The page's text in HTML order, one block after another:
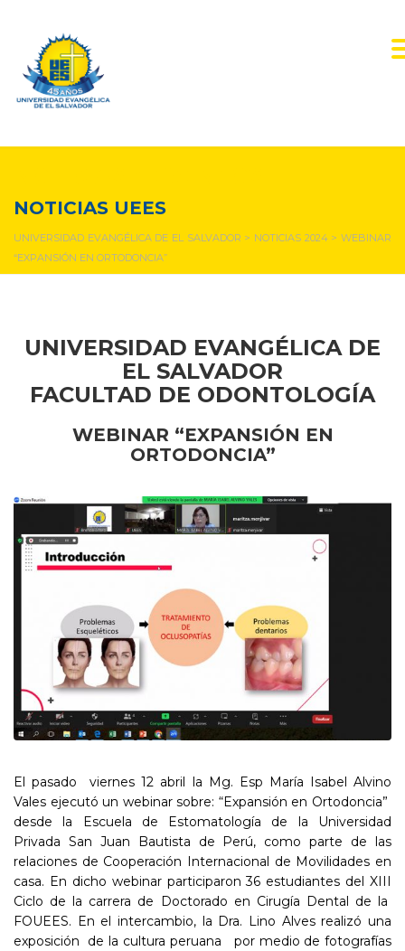
NOTICIAS UEES
UNIVERSIDAD EVANGÉLICA DE EL SALVADOR > NOTICIAS 2024>WEBINAR
“EXPANSIÓN EN ORTODONCIA”
UNIVERSIDAD EVANGÉLICA DE
EL SALVADOR
FACULTAD DE ODONTOLOGÍA
WEBINAR “EXPANSIÓN EN
ORTODONCIA”
El pasado viernes 12 abril la Mg. Esp María Isabel Alvino
Vales ejecutó un webinar sobre: “Expansión en Ortodoncia”
desde la Escuela de Estomatología de la Universidad
Privada San Juan Bautista de Perú, como parte de las
relaciones de Cooperación Internacional de Movilidades en
casa. En dicho webinar participaron 36 estudiantes del XIII
Ciclo de la carrera de Doctorado en Cirugía Dental de la
FOUEES. En el intercambio, la Dra. Lino Alves realizó una
exposición de la cultura peruana por medio de fotografías